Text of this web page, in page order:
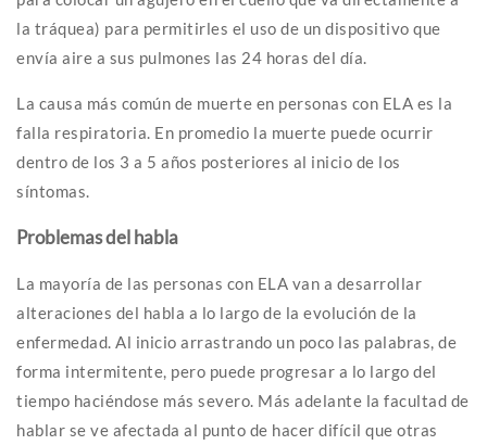
la tráquea) para permitirles el uso de un dispositivo que
envía aire a sus pulmones las 24 horas del día.
La causa más común de muerte en personas con ELA es la
falla respiratoria. En promedio la muerte puede ocurrir
dentro de los 3 a 5 años posteriores al inicio de los
síntomas.
Problemas del habla
La mayoría de las personas con ELA van a desarrollar
alteraciones del habla a lo largo de la evolución de la
enfermedad. Al inicio arrastrando un poco las palabras, de
forma intermitente, pero puede progresar a lo largo del
tiempo haciéndose más severo. Más adelante la facultad de
hablar se ve afectada al punto de hacer difícil que otras